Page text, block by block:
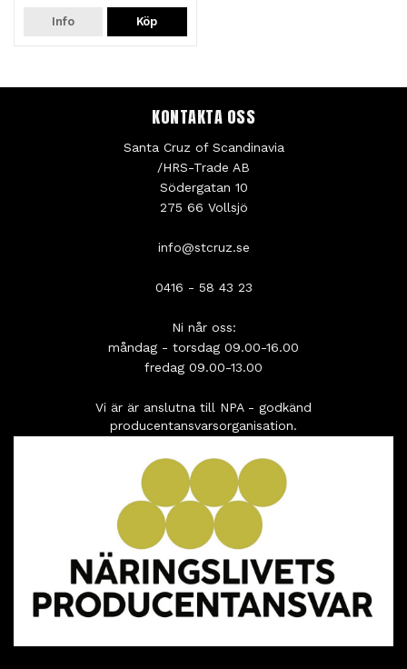
Info Köp
KONTAKTA OSS
Santa Cruz of Scandinavia
/HRS-Trade AB
Södergatan 10
275 66 Vollsjö
info@stcruz.se
0416 - 58 43 23
Ni når oss:
måndag - torsdag 09.00-16.00
fredag 09.00-13.00
Vi är är anslutna till NPA - godkänd
producentansvarsorganisation.